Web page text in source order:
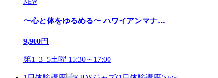
NEW
〜心と体をゆるめる〜 ハワイアンマナ…
9,900円
第1･3･5土曜 15:30～17:00